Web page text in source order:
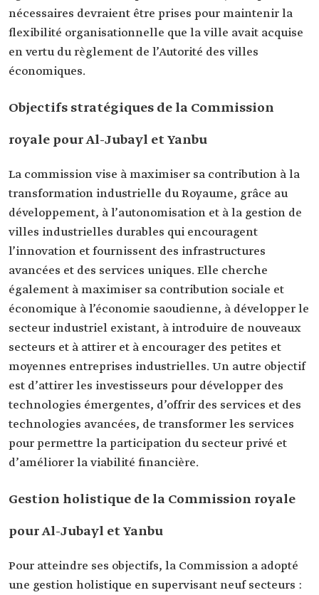
nécessaires devraient être prises pour maintenir la
flexibilité organisationnelle que la ville avait acquise
en vertu du règlement de l’Autorité des villes
économiques.
Objectifs stratégiques de la Commission
royale pour Al-Jubayl et Yanbu
La commission vise à maximiser sa contribution à la
transformation industrielle du Royaume, grâce au
développement, à l’autonomisation et à la gestion de
villes industrielles durables qui encouragent
l’innovation et fournissent des infrastructures
avancées et des services uniques. Elle cherche
également à maximiser sa contribution sociale et
économique à l’économie saoudienne, à développer le
secteur industriel existant, à introduire de nouveaux
secteurs et à attirer et à encourager des petites et
moyennes entreprises industrielles. Un autre objectif
est d’attirer les investisseurs pour développer des
technologies émergentes, d’offrir des services et des
technologies avancées, de transformer les services
pour permettre la participation du secteur privé et
d’améliorer la viabilité financière.
Gestion holistique de la Commission royale
pour Al-Jubayl et Yanbu
Pour atteindre ses objectifs, la Commission a adopté
une gestion holistique en supervisant neuf secteurs :